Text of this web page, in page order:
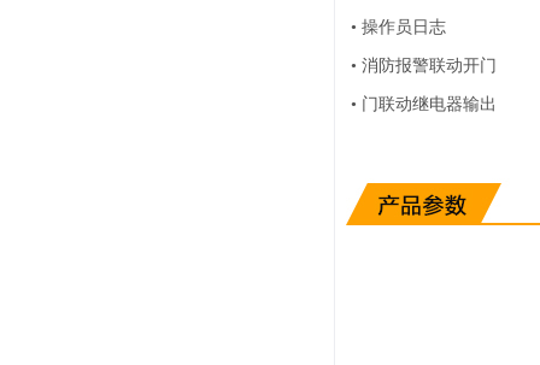
• 操作员日志
• 消防报警联动开门
• 门联动继电器输出